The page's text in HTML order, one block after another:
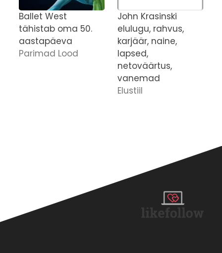
Ballet West
tähistab oma 50.
aastapäeva
Parimad Lood
John Krasinski
elulugu, rahvus,
karjäär, naine,
lapsed,
netoväärtus,
vanemad
Elustiil